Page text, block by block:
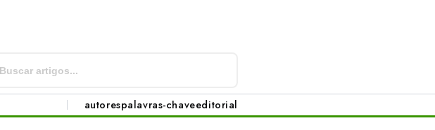
autorespalavras-chaveeditorial